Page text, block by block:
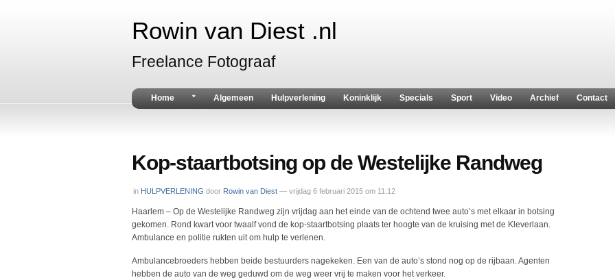
Rowin van Diest .nl
Freelance Fotograaf
Home * Algemeen Hulpverlening Koninklijk Specials Sport Video Archief Contact
Kop-staartbotsing op de Westelijke Randweg
in HULPVERLENING door Rowin van Diest — vrijdag 6 februari 2015 om 11:12
Haarlem – Op de Westelijke Randweg zijn vrijdag aan het einde van de ochtend twee auto’s met elkaar in botsing
gekomen. Rond kwart voor twaalf vond de kop-staartbotsing plaats ter hoogte van de kruising met de Kleverlaan.
Ambulance en politie rukten uit om hulp te verlenen.
Ambulancebroeders hebben beide bestuurders nagekeken. Een van de auto’s stond nog op de rijbaan. Agenten
hebben de auto van de weg geduwd om de weg weer vrij te maken voor het verkeer.